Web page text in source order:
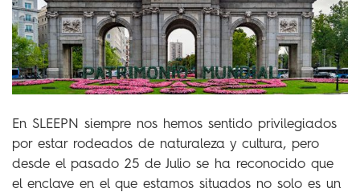
En SLEEPN siempre nos hemos sentido privilegiados
por estar rodeados de naturaleza y cultura, pero
desde el pasado 25 de Julio se ha reconocido que
el enclave en el que estamos situados no solo es un